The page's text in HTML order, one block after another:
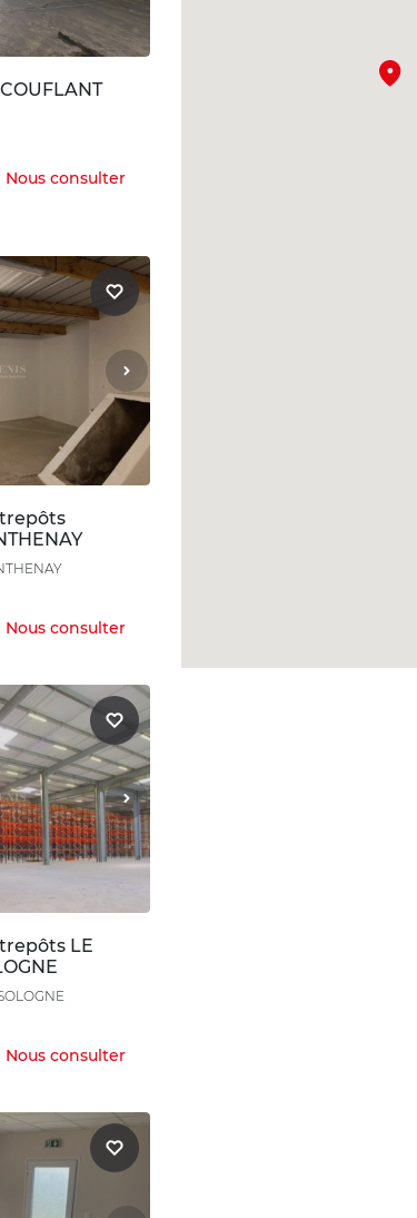
Nous consulter
Nous consulter
LE
Nous consulter